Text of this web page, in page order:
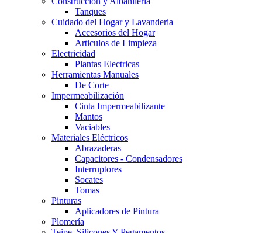
Tanques
Cuidado del Hogar y Lavanderia
Accesorios del Hogar
Articulos de Limpieza
Electricidad
Plantas Electricas
Herramientas Manuales
De Corte
Impermeabilización
Cinta Impermeabilizante
Mantos
Vaciables
Materiales Eléctricos
Abrazaderas
Capacitores - Condensadores
Interruptores
Socates
Tomas
Pinturas
Aplicadores de Pintura
Plomería